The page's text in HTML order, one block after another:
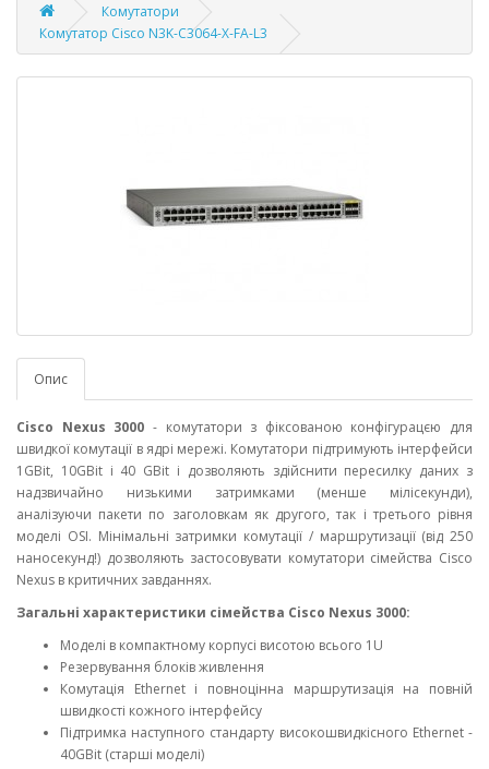
Комутатори
Комутатор Cisco N3K-C3064-X-FA-L3
Опис
Cisco Nexus 3000 - комутатори з фіксованою конфігурацєю для
швидкої комутації в ядрі мережі. Комутатори підтримують інтерфейси
1GBit, 10GBit і 40 GBit і дозволяють здійснити пересилку даних з
надзвичайно низькими затримками (менше мілісекунди),
аналізуючи пакети по заголовкам як другого, так і третього рівня
моделі OSI. Мінімальні затримки комутації / маршрутизації (від 250
наносекунд!) дозволяють застосовувати комутатори сімейства Cisco
Nexus в критичних завданнях.
Загальні характеристики сімейства Cisco Nexus 3000:
Моделі в компактному корпусі висотою всього 1U
Резервування блоків живлення
Комутація Ethernet і повноцінна маршрутизація на повній
швидкості кожного інтерфейсу
Підтримка наступного стандарту високошвидкісного Ethernet -
40GBit (старші моделі)